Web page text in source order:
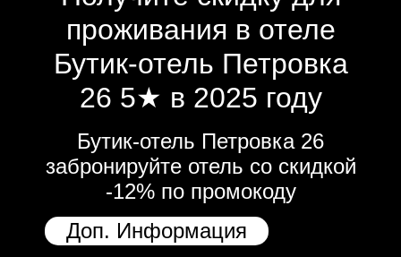
проживания в отеле
Бутик-отель Петровка
26 5★ в 2025 году
Бутик-отель Петровка 26
забронируйте отель со скидкой
-12% по промокоду
Доп. Информация